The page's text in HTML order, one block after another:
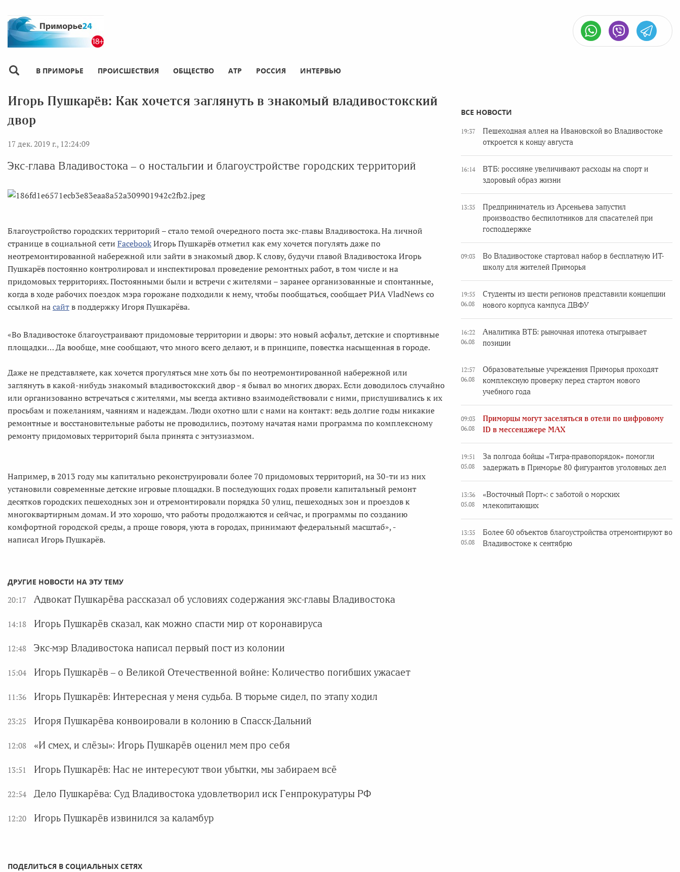
В ПРИМОРЬЕ ПРОИСШЕСТВИЯ ОБЩЕСТВО АТР РОССИЯ ИНТЕРВЬЮ
Игорь Пушкарёв: Как хочется заглянуть в знакомый владивостокский
двор
17 дек. 2019 г., 12:24:09
Экс-глава Владивостока – о ностальгии и благоустройстве городских территорий
Благоустройство городских территорий – стало темой очередного поста экс-главы Владивостока. На личной
странице в социальной сети FacebookИгорь Пушкарёв отметил как ему хочется погулять даже по
неотремонтированной набережной или зайти в знакомый двор. К слову, будучи главой Владивостока Игорь
Пушкарёв постоянно контролировал и инспектировал проведение ремонтных работ, в том числе и на
придомовых территориях. Постоянными были и встречи с жителями – заранее организованные и спонтанные,
когда в ходе рабочих поездок мэра горожане подходили к нему, чтобы пообщаться, сообщает РИА VladNews со
ссылкой насайтв поддержку Игоря Пушкарёва.
«Во Владивостоке благоустраивают придомовые территории и дворы: это новый асфальт, детские и спортивные
площадки… Да вообще, мне сообщают, что много всего делают, и в принципе, повестка насыщенная в городе.
Даже не представляете, как хочется прогуляться мне хоть бы по неотремонтированной набережной или
заглянуть в какой-нибудь знакомый владивостокский двор - я бывал во многих дворах. Если доводилось случайно
или организованно встречаться с жителями, мы всегда активно взаимодействовали с ними, прислушивались к их
просьбам и пожеланиям, чаяниям и надеждам. Люди охотно шли с нами на контакт: ведь долгие годы никакие
ремонтные и восстановительные работы не проводились, поэтому начатая нами программа по комплексному
ремонту придомовых территорий была принята с энтузиазмом.
Например, в 2013 году мы капитально реконструировали более 70 придомовых территорий, на 30-ти из них
установили современные детские игровые площадки. В последующих годах провели капитальный ремонт
десятков городских пешеходных зон и отремонтировали порядка 50 улиц, пешеходных зон и проездов к
многоквартирным домам. И это хорошо, что работы продолжаются и сейчас, и программы по созданию
комфортной городской среды, а проще говоря, уюта в городах, принимают федеральный масштаб», -
написал Игорь Пушкарёв.
ДРУГИЕ НОВОСТИ НА ЭТУ ТЕМУ
20:17 Адвокат Пушкарёва рассказал об условиях содержания экс-главы Владивостока
14:18 Игорь Пушкарёв сказал, как можно спасти мир от коронавируса
12:48 Экс-мэр Владивостока написал первый пост из колонии
15:04 Игорь Пушкарёв – о Великой Отечественной войне: Количество погибших ужасает
11:36 Игорь Пушкарёв: Интересная у меня судьба. В тюрьме сидел, по этапу ходил
23:25 Игоря Пушкарёва конвоировали в колонию в Спасск-Дальний
12:08 «И смех, и слёзы»: Игорь Пушкарёв оценил мем про себя
13:51 Игорь Пушкарёв: Нас не интересуют твои убытки, мы забираем всё
22:54 Дело Пушкарёва: Суд Владивостока удовлетворил иск Генпрокуратуры РФ
12:20 Игорь Пушкарёв извинился за каламбур
ПОДЕЛИТЬСЯ В СОЦИАЛЬНЫХ СЕТЯХ
ВСЕ НОВОСТИ
19:37
Пешеходная аллея на Ивановской во Владивостоке
откроется к концу августа
16:14
ВТБ: россияне увеличивают расходы на спорт и
здоровый образ жизни
13:35
Предприниматель из Арсеньева запустил
производство беспилотников для спасателей при
господдержке
09:03
Во Владивостоке стартовал набор в бесплатную ИТ-
школу для жителей Приморья
19:55
06.08
Студенты из шести регионов представили концепции
нового корпуса кампуса ДВФУ
16:22
06.08
Аналитика ВТБ: рыночная ипотека отыгрывает
позиции
12:57
06.08
Образовательные учреждения Приморья проходят
комплексную проверку перед стартом нового
учебного года
09:03
06.08
Приморцы могут заселяться в отели по цифровому
ID в мессенджере MAX
19:51
05.08
За полгода бойцы «Тигра-правопорядок» помогли
задержать в Приморье 80 фигурантов уголовных дел
13:36
05.08
«Восточный Порт»: с заботой о морских
млекопитающих
13:35
05.08
Более 60 объектов благоустройства отремонтируют во
Владивостоке к сентябрю